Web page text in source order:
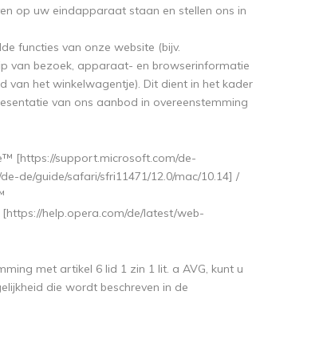
op uw eindapparaat staan ​​en stellen ons in
functies van onze website (bijv.
van bezoek, apparaat- en browserinformatie
van het winkelwagentje). Dit dient in het kader
van ons aanbod in overeenstemming
[https://support.microsoft.com/de-
de/guide/safari/sfri11471/12.0/mac/10.14] /
help.opera.com/de/latest/web-
met artikel 6 lid 1 zin 1 lit. a AVG, kunt u
die wordt beschreven in de